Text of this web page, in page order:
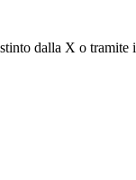
dalla X o